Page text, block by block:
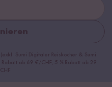
Sumi Digitaler Reiskocher & Sumi
Rabatt ab 69 €/CHF, 5 % Rabatt ab 29